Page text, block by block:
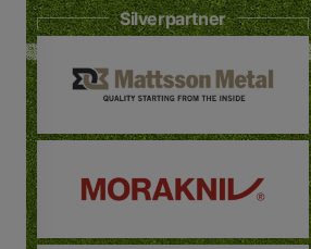
Silverpartner